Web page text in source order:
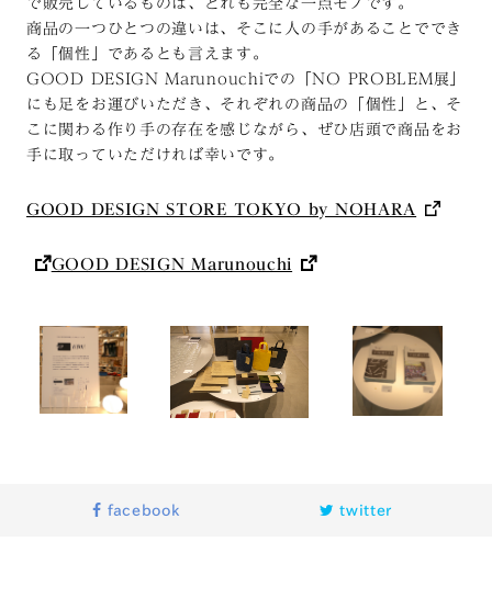
商品の一つひとつの違いは、そこに人の手があることででき
る「個性」であるとも言えます。
GOOD DESIGN Marunouchiでの「NO PROBLEM展」
にも足をお運びいただき、それぞれの商品の「個性」と、そ
こに関わる作り手の存在を感じながら、ぜひ店頭で商品をお
手に取っていただければ幸いです。
GOOD DESIGN STORE TOKYO by NOHARA
GOOD DESIGN Marunouchi
facebook twitter